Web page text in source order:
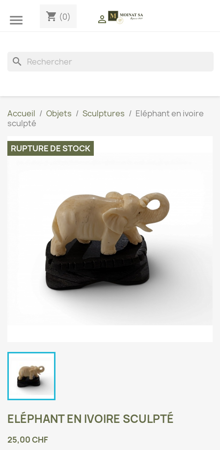
 shopping_cart (0) 
search
Accueil Objets Sculptures
Eléphant en ivoire
sculpté
RUPTURE DE STOCK
ELÉPHANT EN IVOIRE SCULPTÉ
25,00 CHF